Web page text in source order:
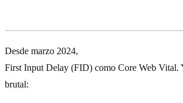
Desde marzo 2024,
First Input Delay (FID) como Core Web Vital.
brutal: